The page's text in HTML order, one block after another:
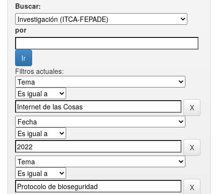
Buscar:
por
Filtros actuales: